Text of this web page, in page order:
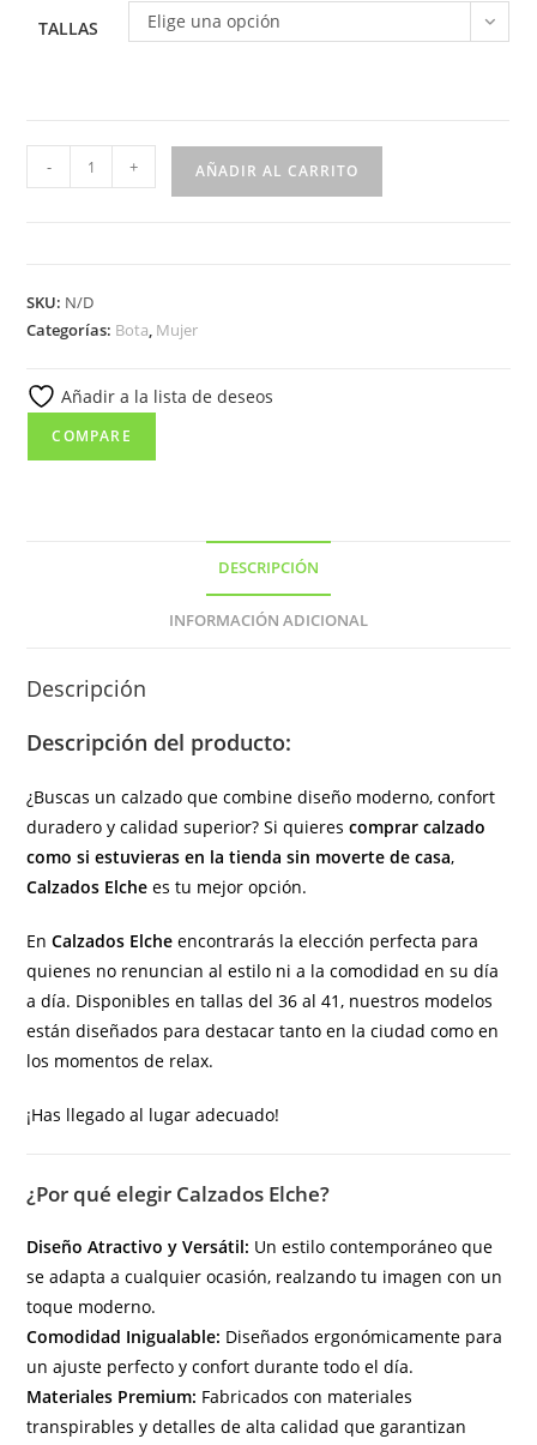
TALLAS Elige una opción
Bota
señora
en
de
color
negro
- + AÑADIR AL CARRITO
SKU: N/D
Categorías: Bota, Mujer
Añadir a la lista de deseos
COMPARE
DESCRIPCIÓN
INFORMACIÓN ADICIONAL
Descripción
Descripción del producto:
¿Buscas un calzado que combine diseño moderno, confort
duradero y calidad superior? Si quierescomprar calzado
como si estuvieras en la tienda sin moverte de casa,
Calzados Elche es tu mejor opción.
EnCalzados Elche encontrarás la elección perfecta para
quienes no renuncian al estilo ni a la comodidad en su día
a día. Disponibles en tallas del 36 al 41, nuestros modelos
están diseñados para destacar tanto en la ciudad como en
los momentos de relax.
¡Has llegado al lugar adecuado!
¿Por qué elegir Calzados Elche?
Diseño Atractivo y Versátil: Un estilo contemporáneo que
se adapta a cualquier ocasión, realzando tu imagen con un
toque moderno.
Comodidad Inigualable: Diseñados ergonómicamente para
un ajuste perfecto y confort durante todo el día.
Materiales Premium: Fabricados con materiales
transpirables y detalles de alta calidad que garantizan